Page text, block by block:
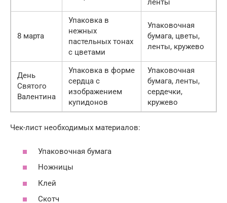
ленты
8 марта
Упаковка в
нежных
пастельных тонах
с цветами
Упаковочная
бумага, цветы,
ленты, кружево
День
Святого
Валентина
Упаковка в форме
сердца с
изображением
купидонов
Упаковочная
бумага, ленты,
сердечки,
кружево
Чек-лист необходимых материалов:
Упаковочная бумага
Ножницы
Клей
Скотч